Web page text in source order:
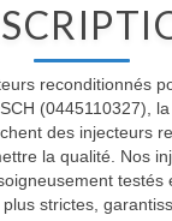
reconditionnés
(0445110327),
des injecteurs
la qualité. Nos
testés
strictes,